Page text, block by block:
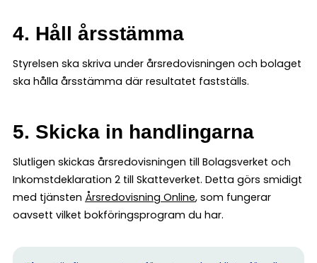
4. Håll årsstämma
Styrelsen ska skriva under årsredovisningen och bolaget
ska hålla årsstämma där resultatet fastställs.
5. Skicka in handlingarna
Slutligen skickas årsredovisningen till Bolagsverket och
Inkomstdeklaration 2 till Skatteverket. Detta görs smidigt
med tjänsten Årsredovisning Online, som fungerar
oavsett vilket bokföringsprogram du har.